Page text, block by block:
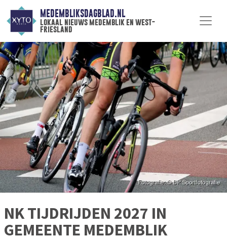
MEDEMBLIKSDAGBLAD.NL
lokaal nieuws medemblik en west-
friesland
NK TIJDRIJDEN 2027 IN
GEMEENTE MEDEMBLIK